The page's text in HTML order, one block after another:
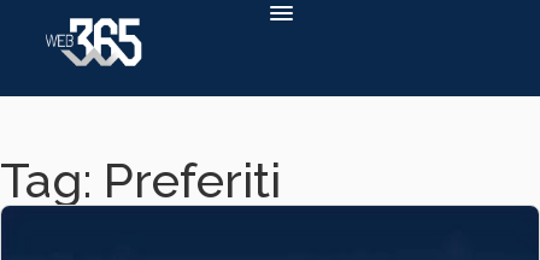
Tag: Preferiti